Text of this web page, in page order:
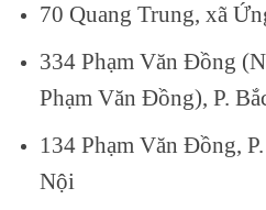
70 Quang Trung, xã
334 Phạm Văn Đồng
Phạm Văn Đồng), P.
134 Phạm Văn Đồng,
Nội